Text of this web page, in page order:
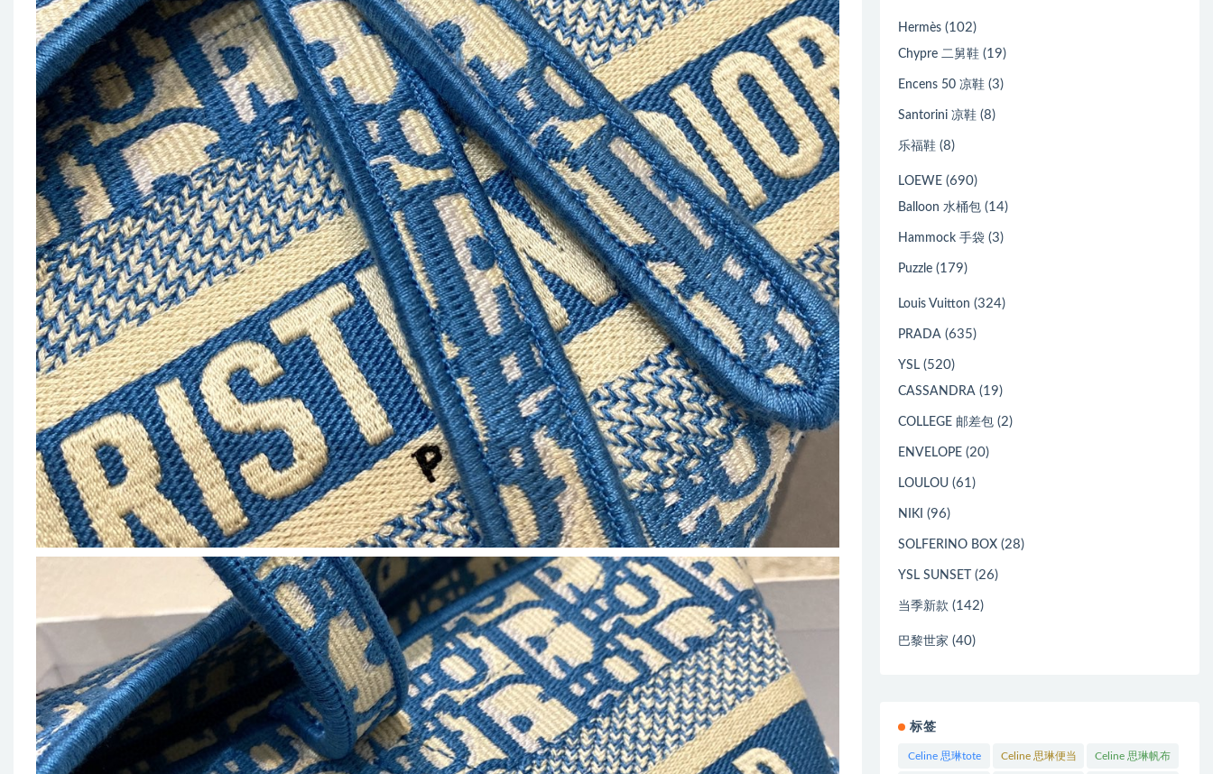
Hermès (102)
Chypre 二舅鞋 (19)
Encens 50 凉鞋 (3)
Santorini 凉鞋 (8)
乐福鞋 (8)
LOEWE (690)
Balloon 水桶包 (14)
Hammock 手袋 (3)
Puzzle (179)
Louis Vuitton (324)
PRADA (635)
YSL (520)
CASSANDRA (19)
COLLEGE 邮差包 (2)
ENVELOPE (20)
LOULOU (61)
NIKI (96)
SOLFERINO BOX (28)
YSL SUNSET (26)
当季新款 (142)
巴黎世家 (40)
标签
Celine 思琳tote Celine 思琳便当 Celine 思琳帆布